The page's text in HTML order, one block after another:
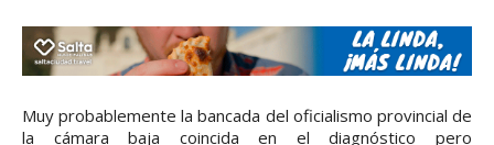
Muy probablemente la bancada del oficialismo provincial de
la cámara baja coincida en el diagnóstico pero